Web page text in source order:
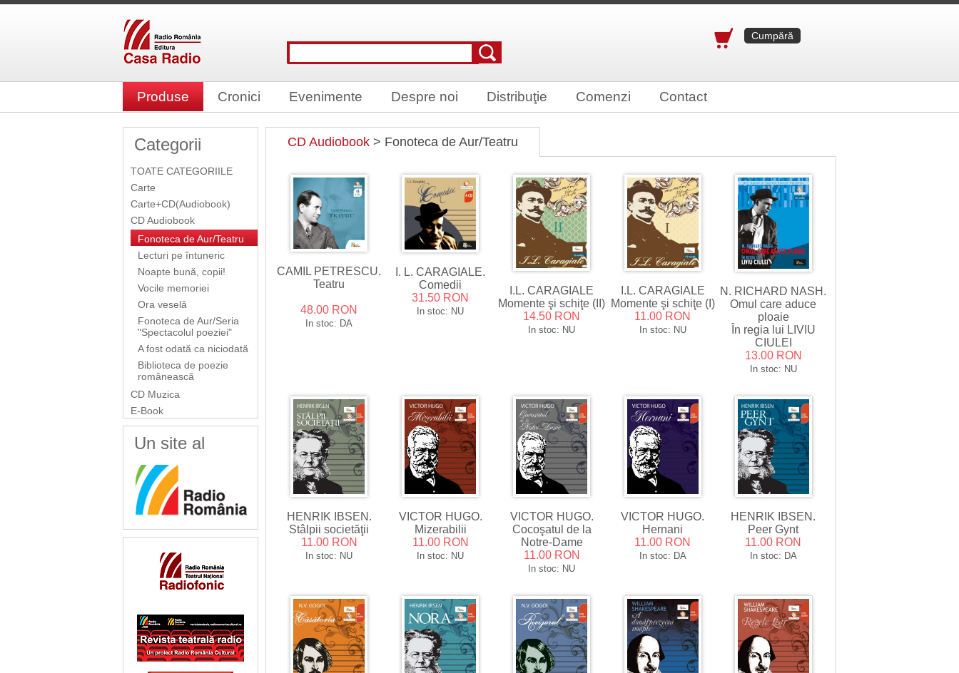
Cumpără
Produse Cronici Evenimente Despre noi Distribuţie Comenzi Contact
Categorii
TOATE CATEGORIILE
Carte
Carte+CD(Audiobook)
CD Audiobook
Fonoteca de Aur/Teatru
Lecturi pe întuneric
Noapte bună, copii!
Vocile memoriei
Ora veselă
Fonoteca de Aur/Seria
"Spectacolul poeziei"
A fost odată ca niciodată
Biblioteca de poezie
românească
CD Muzica
E-Book
Un site al
CD Audiobook > Fonoteca de Aur/Teatru
CAMIL PETRESCU.
Teatru
48.00 RON
In stoc: DA
I. L. CARAGIALE.
Comedii
31.50 RON
In stoc: NU
I.L. CARAGIALE
Momente şi schiţe (II)
14.50 RON
In stoc: NU
I.L. CARAGIALE
Momente şi schiţe (I)
11.00 RON
In stoc: NU
N. RICHARD NASH.
Omul care aduce
ploaie
În regia lui LIVIU
CIULEI
13.00 RON
In stoc: NU
HENRIK IBSEN.
Stâlpii societăţii
11.00 RON
In stoc: NU
VICTOR HUGO.
Mizerabilii
11.00 RON
In stoc: NU
VICTOR HUGO.
Cocoşatul de la
Notre-Dame
11.00 RON
In stoc: NU
VICTOR HUGO.
Hernani
11.00 RON
In stoc: DA
HENRIK IBSEN.
Peer Gynt
11.00 RON
In stoc: DA